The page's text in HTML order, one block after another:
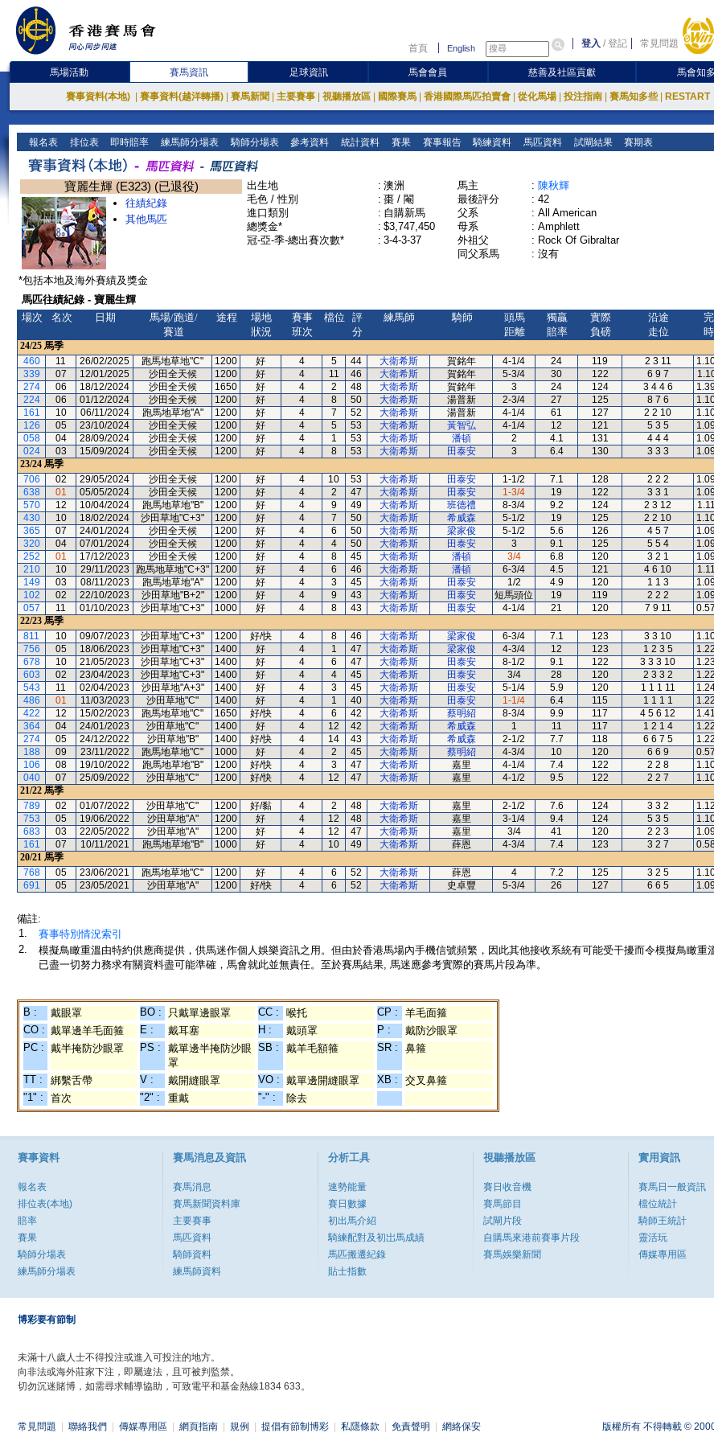
首頁 English 登入 /登記 常見問題
馬場活動 賽馬資訊 足球資訊 馬會會員 慈善及社區貢獻 馬會知
賽事資料(本地) 賽事資料(越洋轉播) 賽馬新聞 主要賽事 視聽播放區 國際賽馬 香港國際馬匹拍賣會 從化馬場 投注指南 賽馬知多些 RESTART
報名表 排位表 即時賠率 練馬師分場表 騎師分場表 參考資料 統計資料 賽果 賽事報告 騎練資料 馬匹資料 試閘結果 賽期表
寶麗生輝 (E323) (已退役)
往績紀錄
其他馬匹
出生地 : 澳洲
毛色 / 性別
: 棗 / 閹
進口類別
: 自購新馬
總獎金*
: $3,747,450
冠-亞-季-總出賽次數*
: 3-4-3-37
馬主 : 陳秋輝
最後評分
: 42
父系
: All American
母系
: Amphlett
外祖父
: Rock Of Gibraltar
同父系馬
: 沒有
*包括本地及海外賽績及獎金
馬匹往績紀錄 - 寶麗生輝
場次
名次 日期
馬場/跑道/
賽道
途程
場地
狀況
賽事
班次
檔位
評
分
練馬師 騎師
頭馬
距離
獨贏
賠率
實際
負磅
沿途
走位
24/25 馬季
460
11 26/02/2025 跑馬地草地"C" 1200 好 4 5 44 大衛希斯 賀銘年 4-1/4 24 119 2 3 11
339
07 12/01/2025 沙田全天候 1200 好 4 11 46 大衛希斯 賀銘年 5-3/4 30 122 6 9 7
274
06 18/12/2024 沙田全天候 1650 好 4 2 48 大衛希斯 賀銘年 3 24 124 3 4 4 6
224
06 01/12/2024 沙田全天候 1200 好 4 8 50 大衛希斯 湯普新 2-3/4 27 125 8 7 6
161
10 06/11/2024 跑馬地草地"A" 1200 好 4 7 52 大衛希斯 湯普新 4-1/4 61 127 2 2 10
126
05 23/10/2024 沙田全天候 1200 好 4 5 53 大衛希斯 黃智弘 4-1/4 12 121 5 3 5
058
04 28/09/2024 沙田全天候 1200 好 4 1 53 大衛希斯 潘頓 2 4.1 131 4 4 4
024
03 15/09/2024 沙田全天候 1200 好 4 8 53 大衛希斯 田泰安 3 6.4 130 3 3 3
23/24 馬季
706
02 29/05/2024 沙田全天候 1200 好 4 10 53 大衛希斯 田泰安 1-1/2 7.1 128 2 2 2
638
01 05/05/2024 沙田全天候 1200 好 4 2 47 大衛希斯 田泰安 1-3/4 19 122 3 3 1
570
12 10/04/2024 跑馬地草地"B" 1200 好 4 9 49 大衛希斯 班德禮 8-3/4 9.2 124 2 3 12
430
10 18/02/2024 沙田草地"C+3" 1200 好 4 7 50 大衛希斯 希威森 5-1/2 19 125 2 2 10
365
07 24/01/2024 沙田全天候 1200 好 4 6 50 大衛希斯 梁家俊 5-1/2 5.6 126 4 5 7
320
04 07/01/2024 沙田全天候 1200 好 4 4 50 大衛希斯 田泰安 3 9.1 125 5 5 4
252
01 17/12/2023 沙田全天候 1200 好 4 8 45 大衛希斯 潘頓 3/4 6.8 120 3 2 1
210
10 29/11/2023 跑馬地草地"C+3" 1200 好 4 6 46 大衛希斯 潘頓 6-3/4 4.5 121 4 6 10
149
03 08/11/2023 跑馬地草地"A" 1200 好 4 3 45 大衛希斯 田泰安 1/2 4.9 120 1 1 3
102
02 22/10/2023 沙田草地"B+2" 1200 好 4 9 43 大衛希斯 田泰安 短馬頭位 19 119 2 2 2
057
11 01/10/2023 沙田草地"C+3" 1000 好 4 8 43 大衛希斯 田泰安 4-1/4 21 120 7 9 11
22/23 馬季
811
10 09/07/2023 沙田草地"C+3" 1200 好/快 4 8 46 大衛希斯 梁家俊 6-3/4 7.1 123 3 3 10
756
05 18/06/2023 沙田草地"C+3" 1400 好 4 1 47 大衛希斯 梁家俊 4-3/4 12 123 1 2 3 5
678
10 21/05/2023 沙田草地"C+3" 1400 好 4 6 47 大衛希斯 田泰安 8-1/2 9.1 122 3 3 3 10
603
02 23/04/2023 沙田草地"C+3" 1400 好 4 4 45 大衛希斯 田泰安 3/4 28 120 2 3 3 2
543
11 02/04/2023 沙田草地"A+3" 1400 好 4 3 45 大衛希斯 田泰安 5-1/4 5.9 120 1 1 1 11
486
01 11/03/2023 沙田草地"C" 1400 好 4 1 40 大衛希斯 田泰安 1-1/4 6.4 115 1 1 1 1
422
12 15/02/2023 跑馬地草地"C" 1650 好/快 4 6 42 大衛希斯 蔡明紹 8-3/4 9.9 117 4 5 6 12
364
04 24/01/2023 沙田草地"C" 1400 好 4 12 42 大衛希斯 希威森 1 11 117 1 2 1 4
274
05 24/12/2022 沙田草地"B" 1400 好/快 4 14 43 大衛希斯 希威森 2-1/2 7.7 118 6 6 7 5
188
09 23/11/2022 跑馬地草地"C" 1000 好 4 2 45 大衛希斯 蔡明紹 4-3/4 10 120 6 6 9
106
08 19/10/2022 跑馬地草地"B" 1200 好/快 4 3 47 大衛希斯 嘉里 4-1/4 7.4 122 2 2 8
040
07 25/09/2022 沙田草地"C" 1200 好/快 4 12 47 大衛希斯 嘉里 4-1/2 9.5 122 2 2 7
21/22 馬季
789
02 01/07/2022 沙田草地"C" 1200 好/黏 4 2 48 大衛希斯 嘉里 2-1/2 7.6 124 3 3 2
753
05 19/06/2022 沙田草地"A" 1200 好 4 12 48 大衛希斯 嘉里 3-1/4 9.4 124 5 3 5
683
03 22/05/2022 沙田草地"A" 1200 好 4 12 47 大衛希斯 嘉里 3/4 41 120 2 2 3
161
07 10/11/2021 跑馬地草地"B" 1000 好 4 10 49 大衛希斯 薛恩 4-3/4 7.4 123 3 2 7
20/21 馬季
768
05 23/06/2021 跑馬地草地"C" 1200 好 4 6 52 大衛希斯 薛恩 4 7.2 125 3 2 5
691
05 23/05/2021 沙田草地"A" 1200 好/快 4 6 52 大衛希斯 史卓豐 5-3/4 26 127 6 6 5
備註:
1.
賽事特別情況索引
2.
模擬鳥瞰重溫由特約供應商提供，供馬迷作個人娛樂資訊之用。但由於香港馬場內手機信號頻繁，因此其他接收系統有可能受干擾而令模擬鳥瞰重
已盡一切努力務求有關資料盡可能準確，馬會就此並無責任。至於賽馬結果, 馬迷應參考實際的賽馬片段為準。
B : 戴眼罩 BO : 只戴單邊眼罩 CC : 喉托 CP :
羊毛面箍
CO : 戴單邊羊毛面箍 E : 戴耳塞 H : 戴頭罩 P :
戴防沙眼罩
PC : 戴半掩防沙眼罩 PS :
戴單邊半掩防沙眼
罩
SB : 戴羊毛額箍 SR : 鼻箍
TT : 綁繫舌帶 V : 戴開縫眼罩 VO : 戴單邊開縫眼罩 XB :
交叉鼻箍
"1" :
首次 "2" : 重戴 "-" : 除去
賽事資料
報名表
排位表(本地)
賠率
賽果
騎師分場表
練馬師分場表
賽馬消息及資訊
賽馬消息
賽馬新聞資料庫
主要賽事
馬匹資料
騎師資料
練馬師資料
分析工具
速勢能量
賽日數據
初出馬介紹
騎練配對及初岀馬成績
馬匹搬遷紀錄
貼士指數
視聽播放區
賽日收音機
賽馬節目
試閘片段
自購馬來港前賽事片段
賽馬娛樂新聞
實用資訊
賽馬日一般資訊
檔位統計
騎師王統計
靈活玩
傳媒專用區
博彩要有節制
未滿十八歲人士不得投注或進入可投注的地方。
向非法或海外莊家下注，即屬違法，且可被判監禁。
切勿沉迷賭博，如需尋求輔導協助，可致電平和基金熱線1834 633。
常見問題 聯絡我們 傳媒專用區 網頁指南 規例 提倡有節制博彩 私隱條款 免責聲明 網絡保安 版權所有 不得轉載 ©